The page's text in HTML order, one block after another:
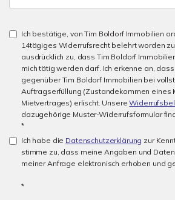
Ich bestätige, von Tim Boldorf Immobilien
14tägiges Widerrufsrecht belehrt worden
ausdrücklich zu, dass Tim Boldorf
mich tätig werden darf. Ich erkenne an,
gegenüber Tim Boldorf Immobilien bei
Auftragserfüllung (Zustandekommen eines
Mietvertrages) erlischt. Unsere
dazugehörige Muster-Widerrufsformular
*
Ich habe die Datenschutzerklärung zur
stimme zu, dass meine Angaben und
meiner Anfrage elektronisch erhoben und
*